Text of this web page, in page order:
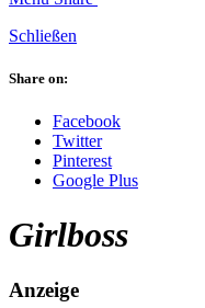
Schließen
Share on:
Facebook
Twitter
Pinterest
Google Plus
Girlboss
Anzeige